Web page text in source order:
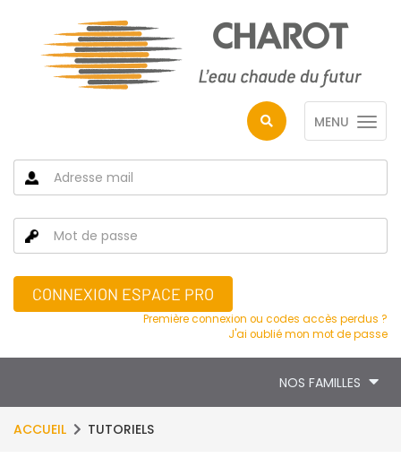
MENU
CONNEXION ESPACE PRO
Première connexion ou codes accès perdus ?
J'ai oublié mon mot de passe
NOS FAMILLES
ACCUEIL TUTORIELS